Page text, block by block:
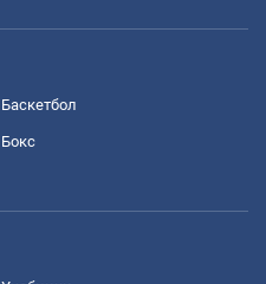
Баскетбол
Бокс